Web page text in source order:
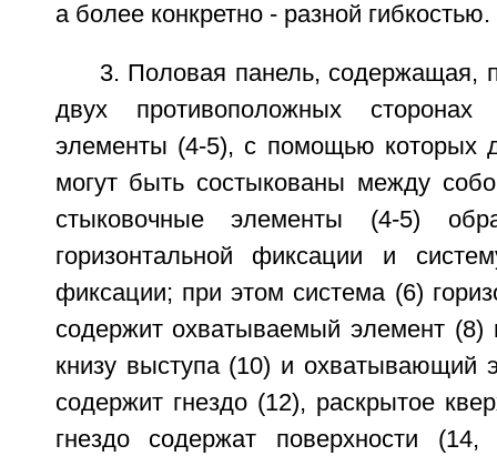
а более конкретно - разной гибкостью.
3. Половая панель, содержащая,
двух противоположных
элементы (4-5), с помощью которых
могут быть состыкованы между
стыковочные элементы (4-5)
горизонтальной фиксации и
фиксации; при этом система (6)
содержит охватываемый элемент (8)
книзу выступа (10) и охватывающий
содержит гнездо (12), раскрытое
гнездо содержат поверхности (14,